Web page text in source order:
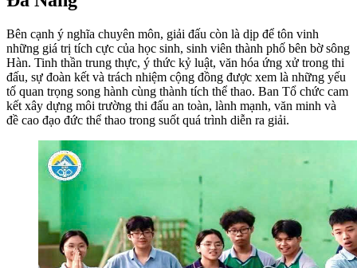
Bên cạnh ý nghĩa chuyên môn, giải đấu còn là dịp để tôn vinh
những giá trị tích cực của học sinh, sinh viên thành phố bên bờ sông
Hàn. Tinh thần trung thực, ý thức kỷ luật, văn hóa ứng xử trong thi
đấu, sự đoàn kết và trách nhiệm cộng đồng được xem là những yếu
tố quan trọng song hành cùng thành tích thể thao. Ban Tổ chức cam
kết xây dựng môi trường thi đấu an toàn, lành mạnh, văn minh và
đề cao đạo đức thể thao trong suốt quá trình diễn ra giải.